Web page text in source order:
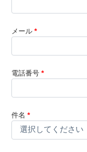
メール *
電話番号 *
件名 *